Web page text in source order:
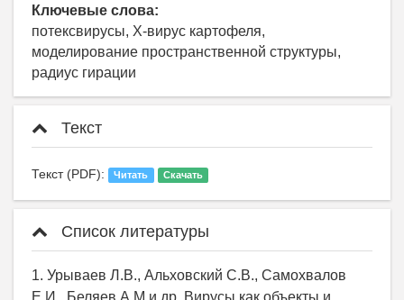
Ключевые слова:
потексвирусы, Х-вирус картофеля,
моделирование пространственной структуры,
радиус гирации
Текст
Текст (PDF): Читать Скачать
Список литературы
1. Урываев Л.В., Альховский С.В., Самохвалов
Е.И., Беляев А.М и др. Вирусы как объекты и